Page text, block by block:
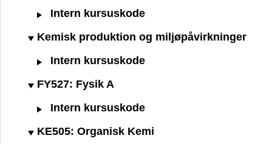
Intern kursuskode
Kemisk produktion og miljøpåvirkninger
Intern kursuskode
FY527: Fysik A
Intern kursuskode
KE505: Organisk Kemi